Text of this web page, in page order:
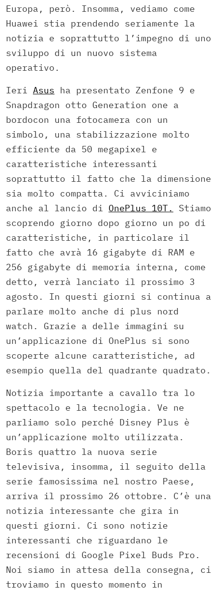
Europa, però. Insomma, vediamo come
Huawei stia prendendo seriamente la
notizia e soprattutto l’impegno di uno
sviluppo di un nuovo sistema
operativo.
Ieri Asus ha presentato Zenfone 9 e
Snapdragon otto Generation one a
bordocon una fotocamera con un
simbolo, una stabilizzazione molto
efficiente da 50 megapixel e
caratteristiche interessanti
soprattutto il fatto che la dimensione
sia molto compatta. Ci avviciniamo
anche al lancio di OnePlus 10T.
Stiamo
scoprendo giorno dopo giorno un po di
caratteristiche, in particolare il
fatto che avrà 16 gigabyte di RAM e
256 gigabyte di memoria interna, come
detto, verrà lanciato il prossimo 3
agosto. In questi giorni si continua a
parlare molto anche di plus nord
watch. Grazie a delle immagini su
un’applicazione di OnePlus si sono
scoperte alcune caratteristiche, ad
esempio quella del quadrante quadrato.
Notizia importante a cavallo tra lo
spettacolo e la tecnologia. Ve ne
parliamo solo perché Disney Plus è
un’applicazione molto utilizzata.
Boris quattro la nuova serie
televisiva, insomma, il seguito della
serie famosissima nel nostro Paese,
arriva il prossimo 26 ottobre. C’è una
notizia interessante che gira in
questi giorni. Ci sono notizie
interessanti che riguardano le
recensioni di Google Pixel Buds Pro.
Noi siamo in attesa della consegna, ci
troviamo in questo momento in